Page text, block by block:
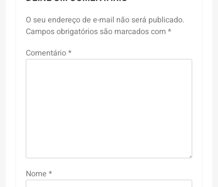
O seu endereço de e-mail não será publicado.
Campos obrigatórios são marcados com *
Comentário*
Nome *